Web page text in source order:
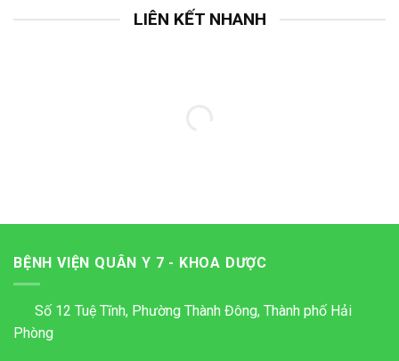
LIÊN KẾT NHANH
BỆNH VIỆN QUÂN Y 7 - KHOA DƯỢC
Số 12 Tuệ Tĩnh, Phường Thành Đông, Thành phố Hải
Phòng